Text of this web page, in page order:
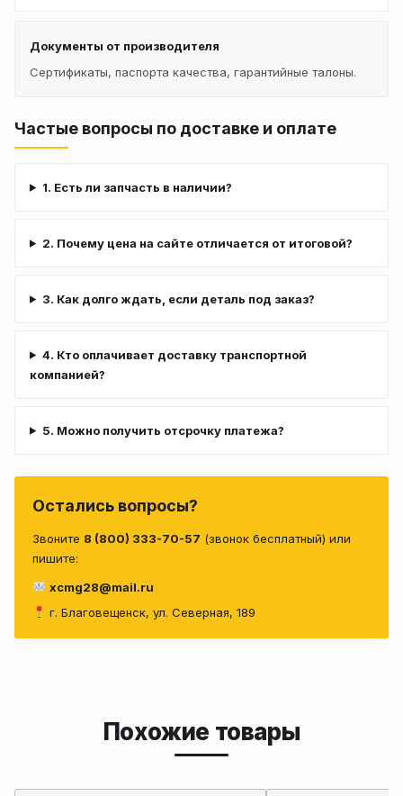
Документы от производителя
Сертификаты, паспорта качества, гарантийные талоны.
Частые вопросы по доставке и оплате
1. Есть ли запчасть в наличии?
2. Почему цена на сайте отличается от итоговой?
3. Как долго ждать, если деталь под заказ?
4. Кто оплачивает доставку транспортной
компанией?
5. Можно получить отсрочку платежа?
Остались вопросы?
Звоните 8 (800) 333-70-57 (звонок бесплатный) или
пишите:
xcmg28@mail.ru
г. Благовещенск, ул. Северная, 189
Похожие товары